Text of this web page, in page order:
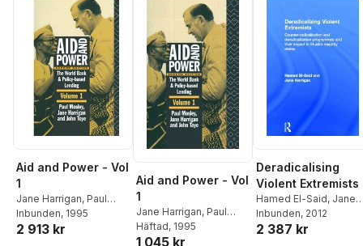
Aid and Power - Vol
1
Jane Harrigan, Paul
Mosley,John Toye
Inbunden, 1995
2 913 kr
Aid and Power - Vol
1
Jane Harrigan, Paul
Mosley ,John Toye
Häftad, 1995
1 045 kr
Deradicalising
Violent Extremists
Hamed El-Said, Jane
Harrigan
Inbunden, 2012
2 387 kr